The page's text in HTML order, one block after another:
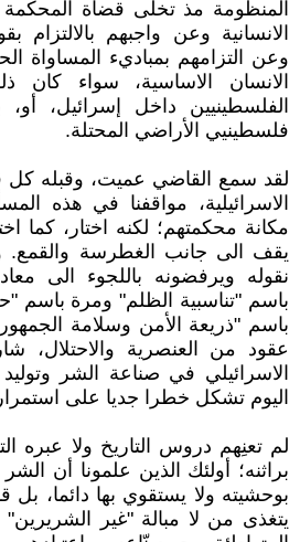
المنظومة مذ تخلّى قضاة المحكمة
الانسانية وعن واجبهم بالالتزام
وعن التزامهم بمباديء المساواة
الانسان الاساسية، سواء كان
الفلسطينيين داخل إسرائيل،
فلسطينيي الأراضي المحتلة.
لقد سمع القاضي عميت، وقبله كل
الاسرائيلية، مواقفنا في هذه
مكانة محكمتهم؛ لكنه اختار، كما
يقف الى جانب الغطرسة والقمع.
نقوله ويرفضونه باللجوء الى
باسم "تناسبية الظلم" ومرة باسم
باسم "ذريعة الأمن وسلامة
عقود من العنصرية والاحتلال،
الاسرائيلي في صناعة الشر
اليوم تشكل خطرا جديا على
لم تعنِهم دروس التاريخ ولا عبره
براثنه؛ أولئك الذين علمونا أن
بوحشيته ولا يستقوي بها دائما، بل
يتغذى من لا مبالة "غير الشريرين"